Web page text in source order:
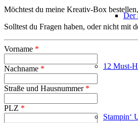
Der
12 Must-
Stampin‘
Möchtest du meine Kreativ-Box
Solltest du Fragen haben, oder nicht mit
Vorname *
Nachname *
Straße und Hausnummer *
PLZ *